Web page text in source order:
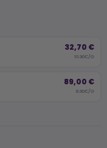
32,70 €
10.90€/G
89,00 €
8.90€/G